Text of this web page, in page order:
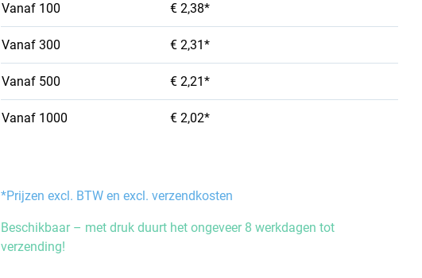
Vanaf 100 € 2,38*
Vanaf 300 € 2,31*
Vanaf 500 € 2,21*
Vanaf 1000 € 2,02*
*Prijzen excl. BTW en excl. verzendkosten
Beschikbaar – met druk duurt het ongeveer 8 werkdagen tot
verzending!